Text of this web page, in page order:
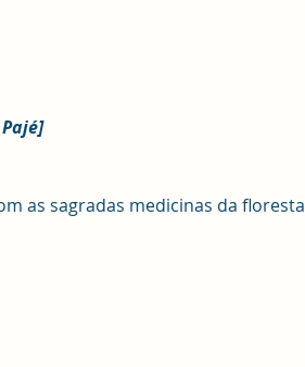
as sagradas medicinas da floresta